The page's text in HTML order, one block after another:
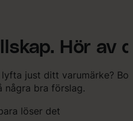
Hör av
just ditt varumärke?
några bra förslag.
löser det